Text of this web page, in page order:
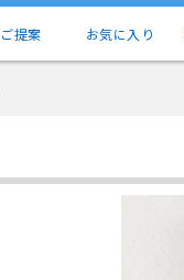
ご提案 お気に入り